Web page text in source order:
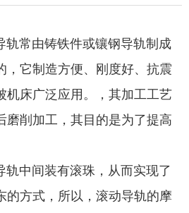
常由铸铁件或镶钢导轨制成
，它制造方便、刚度好、抗震
机床广泛应用。，其加工工艺
磨削加工，其目的是为了提高
中间装有滚珠，从而实现了
的方式，所以，滚动导轨的摩